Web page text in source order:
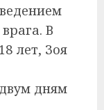
В
лет, Зоя
дням